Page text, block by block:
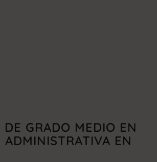
DE GRADO MEDIO EN
ADMINISTRATIVA EN